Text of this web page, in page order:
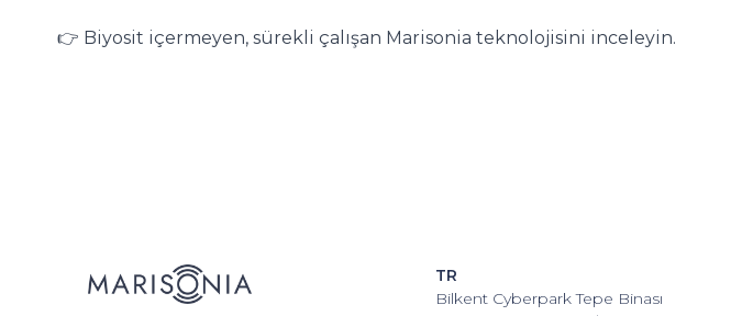
👉 Biyosit içermeyen, sürekli çalışan Marisonia teknolojisini inceleyin.
TR
Bilkent Cyberpark Tepe Binası